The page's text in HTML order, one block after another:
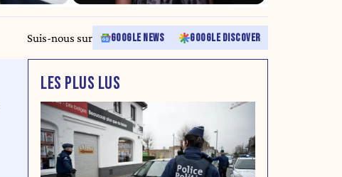
Suis-nous sur GOOGLE NEWS GOOGLE DISCOVER
LES PLUS LUS